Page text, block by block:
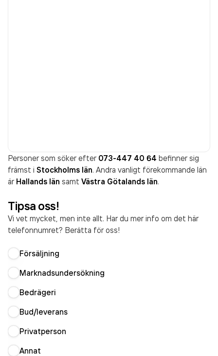
Personer som söker efter 073-447 40 64 befinner sig
främst i Stockholms län. Andra vanligt förekommande län
är Hallands län samt Västra Götalands län.
Tipsa oss!
Vi vet mycket, men inte allt. Har du mer info om det här
telefonnumret? Berätta för oss!
Försäljning
Marknadsundersökning
Bedrägeri
Bud/leverans
Privatperson
Annat